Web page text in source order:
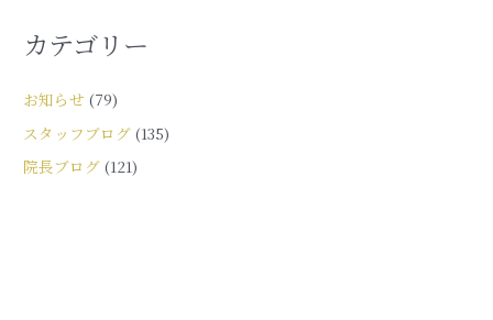
カテゴリー
お知らせ (79)
スタッフブログ (135)
院長ブログ (121)